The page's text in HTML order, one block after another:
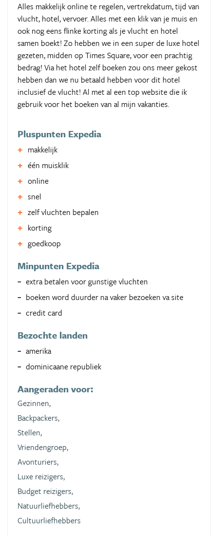
Alles makkelijk online te regelen, vertrekdatum, tijd van
vlucht, hotel, vervoer. Alles met een klik van je muis en
ook nog eens flinke korting als je vlucht en hotel
samen boekt! Zo hebben we in een super de luxe hotel
gezeten, midden op Times Square, voor een prachtig
bedrag! Via het hotel zelf boeken zou ons meer gekost
hebben dan we nu betaald hebben voor dit hotel
inclusief de vlucht! Al met al een top website die ik
gebruik voor het boeken van al mijn vakanties.
Pluspunten Expedia
makkelijk
één muisklik
online
snel
zelf vluchten bepalen
korting
goedkoop
Minpunten Expedia
extra betalen voor gunstige vluchten
boeken word duurder na vaker bezoeken va site
credit card
Bezochte landen
amerika
dominicaane republiek
Aangeraden voor:
Gezinnen,
Backpackers,
Stellen,
Vriendengroep,
Avonturiers,
Luxe reizigers,
Budget reizigers,
Natuurliefhebbers,
Cultuurliefhebbers